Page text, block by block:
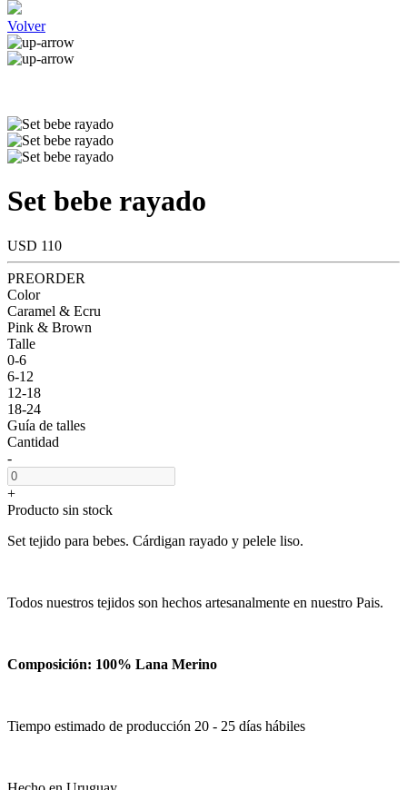
Volver
Set bebe rayado
USD 110
PREORDER
Color
Caramel & Ecru
Pink & Brown
Talle
0-6
6-12
12-18
18-24
Guía de talles
Cantidad
-
+
Producto sin stock
Set tejido para bebes. Cárdigan rayado y pelele liso.
Todos nuestros tejidos son hechos artesanalmente en nuestro Pais.
Composición: 100% Lana Merino
Tiempo estimado de producción 20 - 25 días hábiles